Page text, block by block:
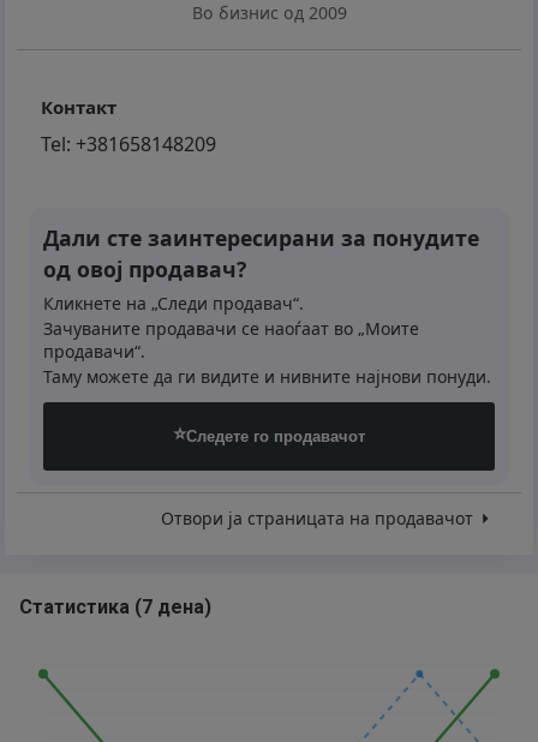
Во бизнис од 2009
Контакт
Tel: +381658148209
Дали сте заинтересирани за понудите
од овој продавач?
Кликнете на „Следи продавач“.
Зачуваните продавачи се наоѓаат во „Моите
продавачи“.
Таму можете да ги видите и нивните најнови понуди.
⭐Следете го продавачот
Отвори ја страницата на продавачот
Статистика (7 дена)